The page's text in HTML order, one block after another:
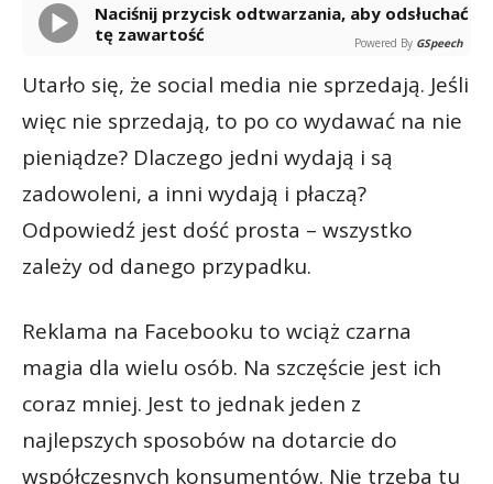
Naciśnij przycisk odtwarzania, aby odsłuchać
tę zawartość
Powered By GSpeech
Utarło się, że social media nie sprzedają. Jeśli
więc nie sprzedają, to po co wydawać na nie
pieniądze? Dlaczego jedni wydają i są
zadowoleni, a inni wydają i płaczą?
Odpowiedź jest dość prosta – wszystko
zależy od danego przypadku.
Reklama na Facebooku to wciąż czarna
magia dla wielu osób. Na szczęście jest ich
coraz mniej. Jest to jednak jeden z
najlepszych sposobów na dotarcie do
współczesnych konsumentów. Nie trzeba tu